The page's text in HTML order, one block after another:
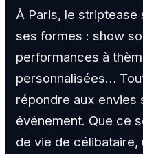
À Paris, le
ses formes : show
performances à
personnalisées…
répondre aux envies
événement. Que ce
de vie de